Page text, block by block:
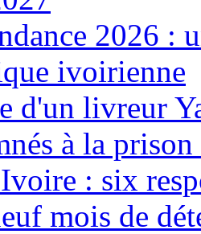
2026 :
ivoirienne
d'un livreur
à la
: six
mois de